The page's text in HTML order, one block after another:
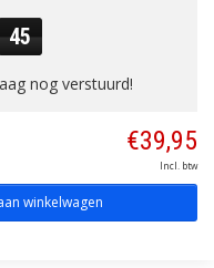
44
nog verstuurd!
€39,95
Incl. btw
winkelwagen